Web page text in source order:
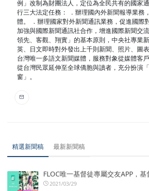
例」改制為財團法人，定位為全民共有的國家
行三大法定任務： ．辦理國內外新聞報導業務
體。 ．辦理國家對外新聞通訊業務，促進國際
加強與國際新聞通訊社合作，增進國際新聞交流
領先、客觀、翔實」的基本原則，中央社專業新
英、日文即時對外發出上千則新聞、照片、圖
台灣唯一多語文新聞媒體，服務對象從媒體客
從台灣民眾延伸至全球僑胞與讀者，充分扮演
窗」。
精選新聞稿 最新新聞稿
FLOC唯一基督徒專屬交友APP，
2021/03/29